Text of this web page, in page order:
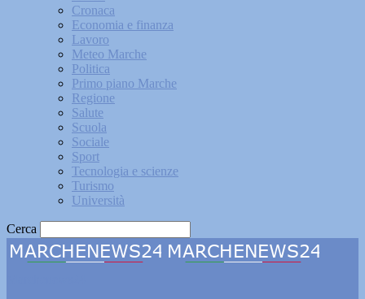
Cronaca
Economia e finanza
Lavoro
Meteo Marche
Politica
Primo piano Marche
Regione
Salute
Scuola
Sociale
Sport
Tecnologia e scienze
Turismo
Università
Cerca